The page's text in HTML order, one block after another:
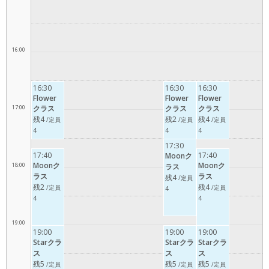
16:00
17:00
18:00
19:00
16:30
Flower
クラス
残4 /定員
4
17:40
Moonク
ラス
残2 /定員
4
19:00
Starクラ
ス
残5 /定員
16:30
Flower
クラス
残2 /定員
4
17:30
Moonク
ラス
残4 /定員
4
19:00
Starクラ
ス
残5 /定員
16:30
Flower
クラス
残4 /定員
4
17:40
Moonク
ラス
残4 /定員
4
19:00
Starクラ
ス
残5 /定員